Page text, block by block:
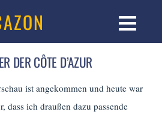
DER CÔTE D’AZUR
ist angekommen und heute war
dass ich draußen dazu passende